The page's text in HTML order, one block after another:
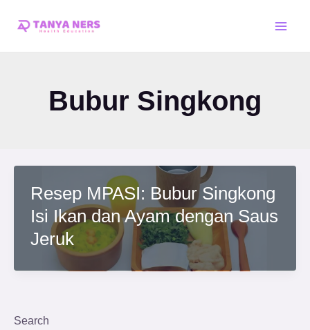
Bubur Singkong
Resep MPASI: Bubur Singkong
Isi Ikan dan Ayam dengan Saus
Jeruk
Search